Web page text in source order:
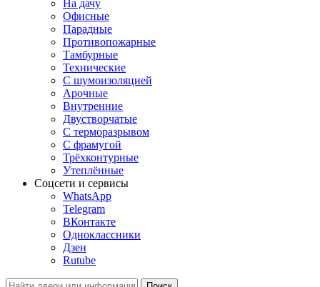
На дачу
Офисные
Парадные
Противопожарные
Тамбурные
Технические
C шумоизоляцией
Арочные
Внутренние
Двустворчатые
С терморазрывом
С фрамугой
Трёхконтурные
Утеплённые
Соцсети и сервисы
WhatsApp
Telegram
ВКонтакте
Одноклассники
Дзен
Rutube